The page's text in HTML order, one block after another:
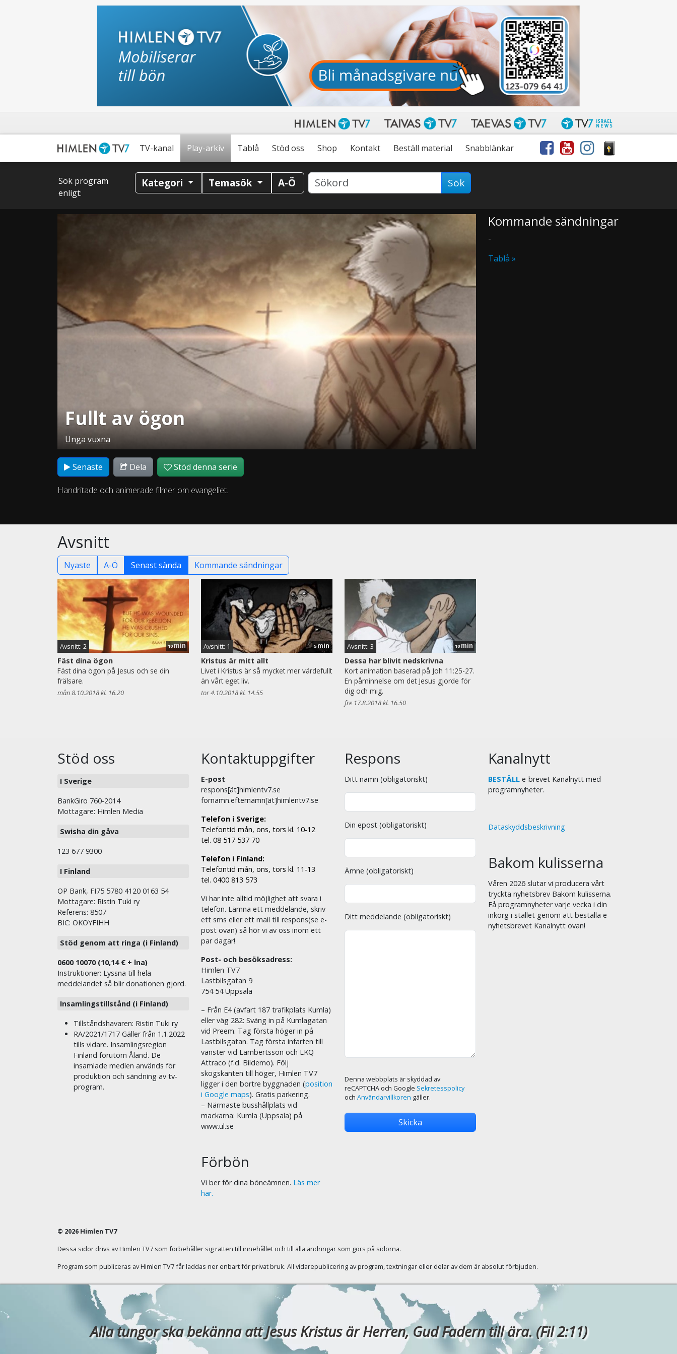
TV-kanal Play-arkiv Tablå Stöd oss Shop Kontakt Beställ material Snabblänkar
Sök program
enligt:
Kategori Temasök A-Ö Sök
Fullt av ögon
Unga vuxna
Senaste Dela Stöd denna serie
Handritade och animerade filmer om evangeliet.
Kommande sändningar
-
Tablå »
Avsnitt
Nyaste A-Ö Senast sända Kommande sändningar
Avsnitt: 2 10min
Fäst dina ögon
Fäst dina ögon på Jesus och se din
frälsare.
mån 8.10.2018 kl. 16.20
Avsnitt: 1 5min
Kristus är mitt allt
Livet i Kristus är så mycket mer värdefullt
än vårt eget liv.
tor 4.10.2018 kl. 14.55
Avsnitt: 3 10 min
Dessa har blivit nedskrivna
Kort animation baserad på Joh 11:25-27.
En påminnelse om det Jesus gjorde för
dig och mig.
fre 17.8.2018 kl. 16.50
Stöd oss
I Sverige
BankGiro 760-2014
Mottagare: Himlen Media
Swisha din gåva
123 677 9300
I Finland
OP Bank, FI75 5780 4120 0163 54
Mottagare: Ristin Tuki ry
Referens: 8507
BIC: OKOYFIHH
Stöd genom att ringa (i Finland)
0600 10070 (10,14 € + lna)
Instruktioner: Lyssna till hela
meddelandet så blir donationen gjord.
Insamlingstillstånd (i Finland)
Tillståndshavaren: Ristin Tuki ry
RA/2021/1717 Gäller från 1.1.2022
tills vidare. Insamlingsregion
Finland förutom Åland. De
insamlade medlen används för
produktion och sändning av tv-
program.
Kontaktuppgifter
E-post
respons[ät]himlentv7.se
fornamn.efternamn[ät]himlentv7.se
Telefon i Sverige:
Telefontid mån, ons, tors kl. 10-12
tel. 08 517 537 70
Telefon i Finland:
Telefontid mån, ons, tors kl. 11-13
tel. 0400 813 573
Vi har inte alltid möjlighet att svara i
telefon. Lämna ett meddelande, skriv
ett sms eller ett mail till respons(se e-
post ovan) så hör vi av oss inom ett
par dagar!
Post- och besöksadress:
Himlen TV7
Lastbilsgatan 9
754 54 Uppsala
– Från E4 (avfart 187 trafikplats Kumla)
eller väg 282: Sväng in på Kumlagatan
vid Preem. Tag första höger in på
Lastbilsgatan. Tag första infarten till
vänster vid Lambertsson och LKQ
Attraco (f.d. Bildemo). Följ
skogskanten till höger, Himlen TV7
ligger i den bortre byggnaden (position
i Google maps). Gratis parkering.
– Närmaste busshållplats vid
mackarna: Kumla (Uppsala) på
www.ul.se
Förbön
Vi ber för dina böneämnen. Läs mer
här.
Respons
Ditt namn (obligatoriskt)
Din epost (obligatoriskt)
Ämne (obligatoriskt)
Ditt meddelande (obligatoriskt)
Denna webbplats är skyddad av
reCAPTCHA och Google Sekretesspolicy
och Användarvillkoren gäller.
Kanalnytt
BESTÄLL e-brevet Kanalnytt med
programnyheter.
Dataskyddsbeskrivning
Bakom kulisserna
Våren 2026 slutar vi producera vårt
tryckta nyhetsbrev Bakom kulisserna.
Få programnyheter varje vecka i din
inkorg i stället genom att beställa e-
nyhetsbrevet Kanalnytt ovan!
© 2026 Himlen TV7
Dessa sidor drivs av Himlen TV7 som förbehåller sig rätten till innehållet och till alla ändringar som görs på sidorna.
Program som publiceras av Himlen TV7 får laddas ner enbart för privat bruk. All vidarepublicering av program, textningar eller delar av dem är absolut förbjuden.
Alla tungor ska bekänna att Jesus Kristus är Herren, Gud Fadern till ära. (Fil 2:11)